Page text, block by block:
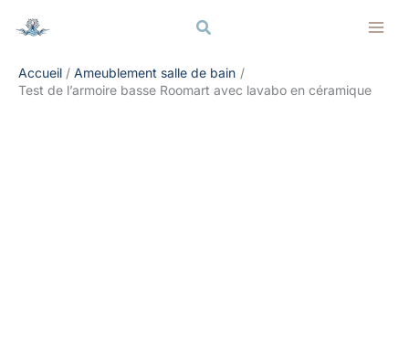
Rechercher
Accueil
Ameublement salle de bain
Test de l’armoire basse Roomart avec lavabo en céramique